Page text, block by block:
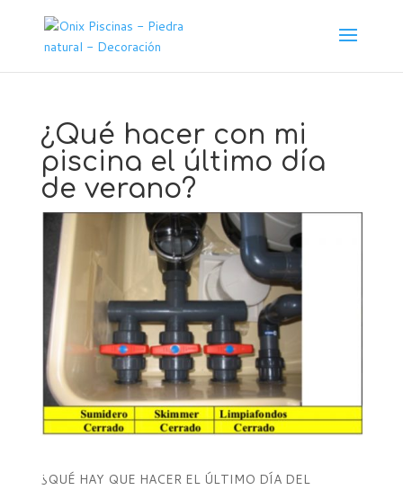
¿Qué hacer con mi
piscina el último día
de verano?
¿QUÉ HAY QUE HACER EL ÚLTIMO DÍA DEL